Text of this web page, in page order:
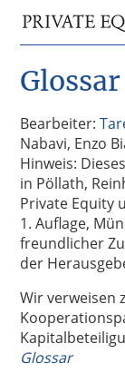
springen
Inhalt
springen
Private
Equity
Das
für
Private
Equity-
Branche
–
Investment
Funds
I
M&A
Tax
Glossar
Bearbeiter:
Nabavi, Enzo
Hinweis:
in Pöllath,
Private Equity
1. Auflage,
freundlicher
der
Wir verweisen
Glossar